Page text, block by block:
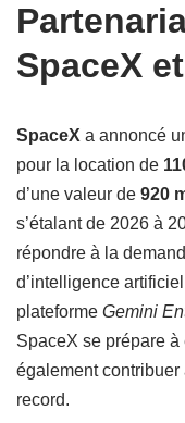
SpaceX
SpaceX a annoncé
pour la location de
d’une valeur de 920
s’étalant de 2026 à
répondre à la
d’intelligence
plateforme Gemini
SpaceX se prépare
également
record.